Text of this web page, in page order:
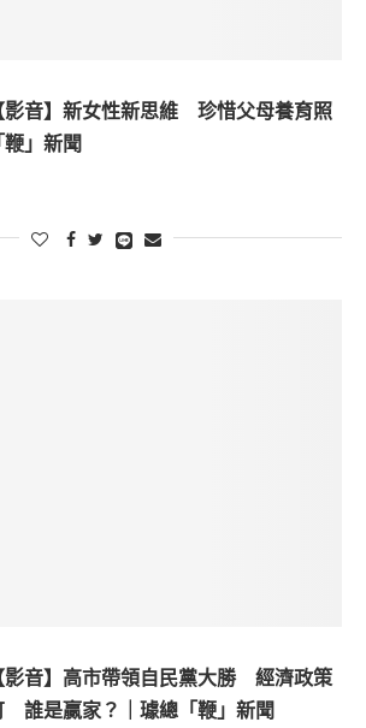
影音】新女性新思維 珍惜父母養育照
」新聞
影音】高市帶領自民黨大勝 經濟政策
誰是贏家？｜璩總「鞭」新聞